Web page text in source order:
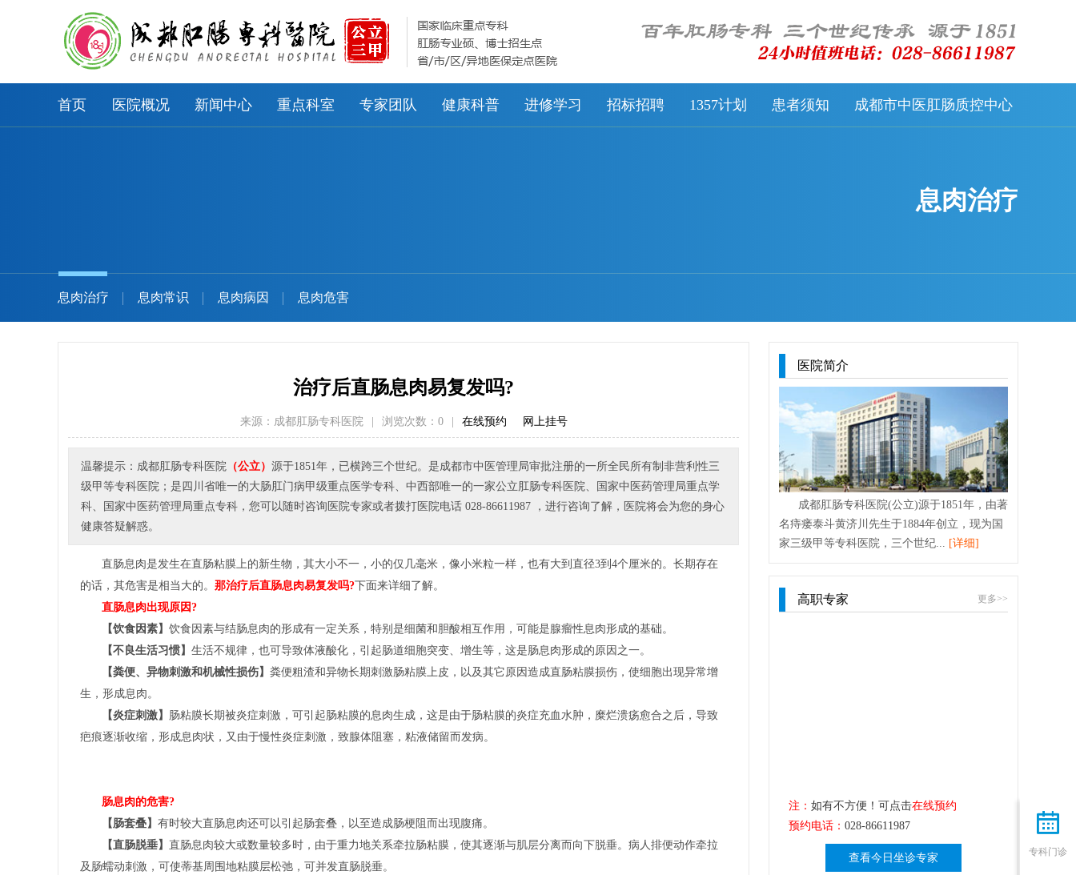
首页 医院概况 新闻中心 重点科室 专家团队 健康科普 进修学习 招标招聘 1357计划 患者须知 成都市中医肛肠质控中心
息肉治疗
息肉治疗 息肉常识 息肉病因 息肉危害
治疗后直肠息肉易复发吗?
来源：成都肛肠专科医院 浏览次数： 0 在线预约 网上挂号
温馨提示：成都肛肠专科医院 （公立） 源于1851年，已横跨三个世纪。是成都市中医管理局审批注册的一所全民所有制非营利性三
级甲等专科医院；是四川省唯一的大肠肛门病甲级重点医学专科、中西部唯一的一家公立肛肠专科医院、国家中医药管理局重点学
科、国家中医药管理局重点专科，您可以随时咨询医院专家或者拨打医院电话 028-86611987 ，进行咨询了解，医院将会为您的身心
健康答疑解惑。
直肠息肉是发生在直肠粘膜上的新生物，其大小不一，小的仅几毫米，像小米粒一样，也有大到直径3到4个厘米的。长期存在
的话，其危害是相当大的。 那治疗后直肠息肉易复发吗?下面来详细了解。
直肠息肉出现原因?
【饮食因素】 饮食因素与结肠息肉的形成有一定关系，特别是细菌和胆酸相互作用，可能是腺瘤性息肉形成的基础。
【不良生活习惯】 生活不规律，也可导致体液酸化，引起肠道细胞突变、增生等，这是肠息肉形成的原因之一。
【粪便、异物刺激和机械性损伤】 粪便粗渣和异物长期刺激肠粘膜上皮，以及其它原因造成直肠粘膜损伤，使细胞出现异常增
生，形成息肉。
【炎症刺激】 肠粘膜长期被炎症刺激，可引起肠粘膜的息肉生成，这是由于肠粘膜的炎症充血水肿，糜烂溃疡愈合之后，导致
疤痕逐渐收缩，形成息肉状，又由于慢性炎症刺激，致腺体阻塞，粘液储留而发病。
肠息肉的危害?
【肠套叠】 有时较大直肠息肉还可以引起肠套叠，以至造成肠梗阻而出现腹痛。
【直肠脱垂】 直肠息肉较大或数量较多时，由于重力地关系牵拉肠粘膜，使其逐渐与肌层分离而向下脱垂。病人排便动作牵拉
及肠蠕动刺激，可使蒂基周围地粘膜层松弛，可并发直肠脱垂。
医院简介
成都肛肠专科医院(公立)源于1851年，由著
名痔瘘泰斗黄济川先生于1884年创立，现为国
家三级甲等专科医院，三个世纪...
[详细]
高职专家 更多>>
注： 如有不方便！可点击在线预约
预约电话： 028-86611987
查看今日坐诊专家

专科门诊